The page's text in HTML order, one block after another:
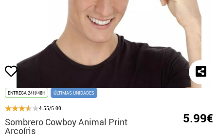
ENTREGA 24H/48H ÚLTIMAS UNIDADES
4.55/5.00
Sombrero Cowboy Animal Print
Arcoíris
5.99€